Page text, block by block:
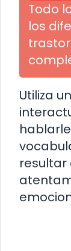
Todo
los
Utiliza
resultar